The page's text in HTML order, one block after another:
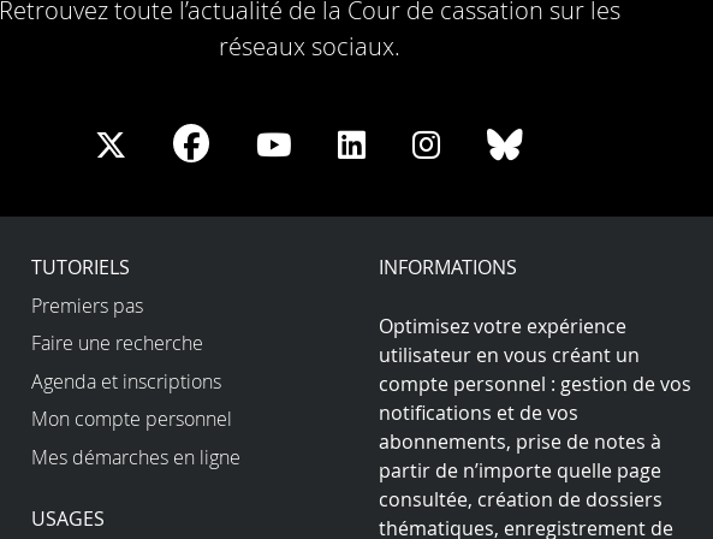
Retrouvez toute l’actualité de la Cour de cassation sur les
réseaux sociaux.
Share
X
Share
Facebook
Share
Youtube
Share
LinkedIn
Share
Instagram
Share
Bluesky
TUTORIELS
Premiers pas
Faire une recherche
Agenda et inscriptions
Mon compte personnel
Mes démarches en ligne
USAGES
INFORMATIONS
Optimisez votre expérience
utilisateur en vous créant un
compte personnel : gestion de vos
notifications et de vos
abonnements, prise de notes à
partir de n’importe quelle page
consultée, création de dossiers
thématiques, enregistrement de